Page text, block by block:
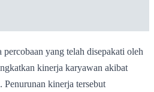
yang telah disepakati oleh
kinerja karyawan akibat
Penurunan kinerja tersebut